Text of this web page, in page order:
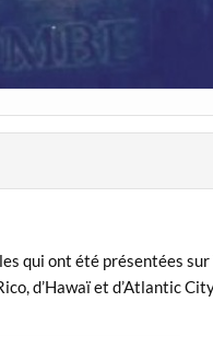
qui ont été présentées sur
d’Hawaï et d’Atlantic